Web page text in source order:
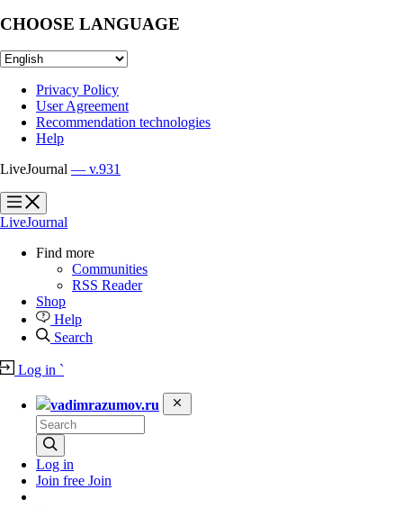
CHOOSE LANGUAGE
Privacy Policy
User Agreement
Recommendation technologies
Help
LiveJournal — v.931
?
?
LiveJournal
Find more
Communities
RSS Reader
Shop
Help
Search
Log in `
vadimrazumov.ru
Log in
Join free Join